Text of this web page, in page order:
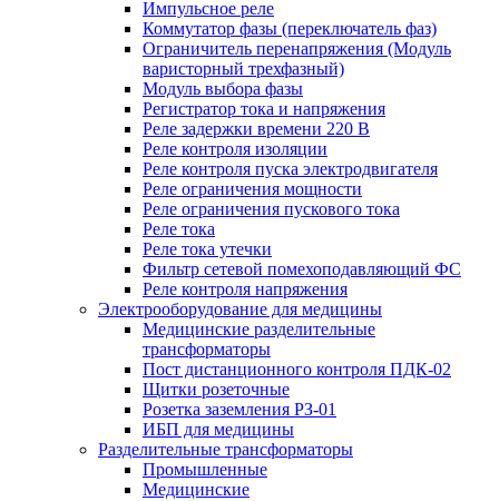
Импульсное реле
Коммутатор фазы (переключатель фаз)
Ограничитель перенапряжения (Модуль
варисторный трехфазный)
Модуль выбора фазы
Регистратор тока и напряжения
Реле задержки времени 220 В
Реле контроля изоляции
Реле контроля пуска электродвигателя
Реле ограничения мощности
Реле ограничения пускового тока
Реле тока
Реле тока утечки
Фильтр сетевой помехоподавляющий ФС
Реле контроля напряжения
Электрооборудование для медицины
Медицинские разделительные
трансформаторы
Пост дистанционного контроля ПДК-02
Щитки розеточные
Розетка заземления РЗ-01
ИБП для медицины
Разделительные трансформаторы
Промышленные
Медицинские